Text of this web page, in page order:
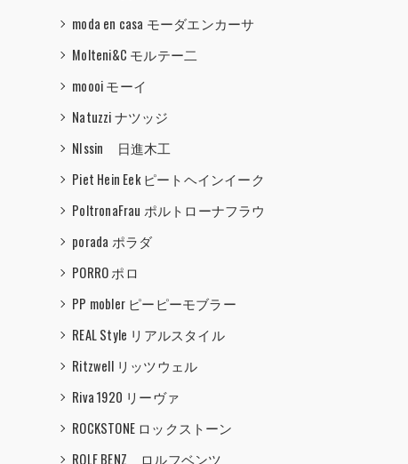
moda en casa モーダエンカーサ
Molteni&C モルテー二
moooi モーイ
Natuzzi ナツッジ
NIssin 日進木工
Piet Hein Eek ピートヘインイーク
PoltronaFrau ポルトローナフラウ
porada ポラダ
PORRO ポロ
PP mobler ピーピーモブラー
REAL Style リアルスタイル
Ritzwell リッツウェル
Riva 1920 リーヴァ
ROCKSTONE ロックストーン
ROLF BENZ ロルフベンツ